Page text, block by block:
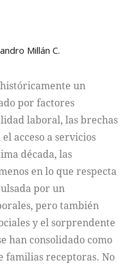
Millán C.
un
por factores
laboral, las brechas
acceso a servicios
década, las
en lo que respecta
por un
pero también
y el sorprendente
han consolidado como
familias receptoras. No